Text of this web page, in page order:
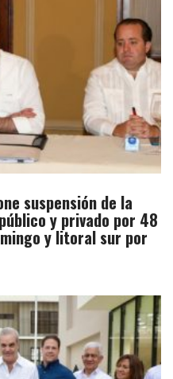
suspensión de la
y privado por 48
y litoral sur por